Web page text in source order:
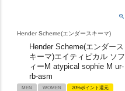
Hender Scheme(エンダースキーマ)
Hender Scheme(エンダース
キーマ)エイティピカル ソフ
ィーM atypical sophie M ur-
rb-asm
MEN WOMEN 20%ポイント還元